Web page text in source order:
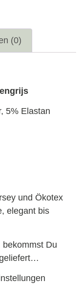
(0)
5% Elastan
und Ökotex
elegant bis
Du